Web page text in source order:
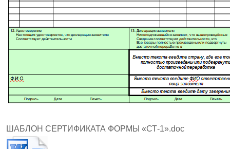
ШАБЛОН СЕРТИФИКАТА ФОРМЫ «СТ-1».doc